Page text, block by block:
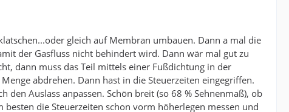
gleich auf Membran umbauen. Dann a mal die
der Gasfluss nicht behindert wird. Dann wär mal gut zu
dann muss das Teil mittels einer Fußdichtung in der
abdrehen. Dann hast in die Steuerzeiten eingegriffen.
Auslass anpassen. Schön breit (so 68 % Sehnenmaß), ob
die Steuerzeiten schon vorm höherlegen messen und